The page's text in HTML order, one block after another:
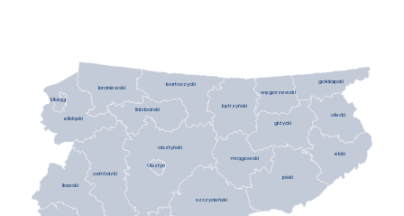
bartoszycki
braniewski
elbląski
ełcki
giżycki
iławski
kętrzyński
lidzbarski
mrągowski
olecki
olsztyński
ostródzki piski
szczycieński
gołdapski
węgorzewski
Elbląg
Olsztyn